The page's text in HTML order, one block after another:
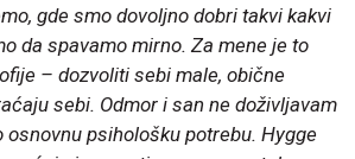
gde smo dovoljno dobri takvi kakvi
da spavamo mirno. Za mene je to
– dozvoliti sebi male, obične
sebi. Odmor i san ne doživljavam
osnovnu psihološku potrebu. Hygge